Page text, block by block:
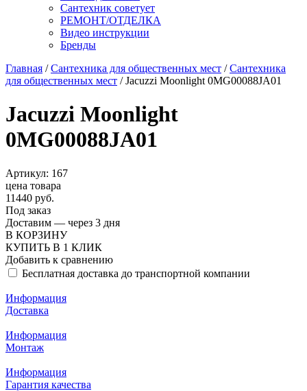
Сантехник советует
РЕМОНТ/ОТДЕЛКА
Видео инструкции
Бренды
Главная /Сантехника для общественных мест /Сантехника
для общественных мест /Jacuzzi Moonlight 0MG00088JA01
Jacuzzi Moonlight
0MG00088JA01
Артикул: 167
цена товара
11440 руб.
Под заказ
Доставим — через 3 дня
В КОРЗИНУ
КУПИТЬ В 1 КЛИК
Добавить к сравнению
Бесплатная доставка до транспортной компании
Информация
Доставка
Информация
Монтаж
Информация
Гарантия качества